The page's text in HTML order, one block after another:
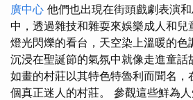
廣中心 他們也出現在街頭戲劇表演
中，透過雜技和雜耍來娛樂成人和兒
燈光閃爍的看台，天空染上溫暖的色
沉浸在聖誕節的氣氛中就像走進童
如畫的村莊以其特色特魯利而聞名，
個真正迷人的村莊。 參觀這些鮮為